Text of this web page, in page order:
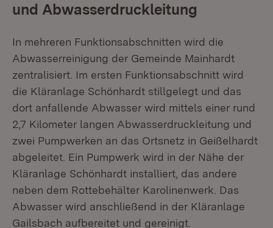
und Abwasserdruckleitung
In mehreren Funktionsabschnitten wird die
Abwasserreinigung der Gemeinde Mainhardt
zentralisiert. Im ersten Funktionsabschnitt wird
die Kläranlage Schönhardt stillgelegt und das
dort anfallende Abwasser wird mittels einer rund
2,7 Kilometer langen Abwasserdruckleitung und
zwei Pumpwerken an das Ortsnetz in Geißelhardt
abgeleitet. Ein Pumpwerk wird in der Nähe der
Kläranlage Schönhardt installiert, das andere
neben dem Rottebehälter Karolinenwerk. Das
Abwasser wird anschließend in der Kläranlage
Gailsbach aufbereitet und gereinigt.